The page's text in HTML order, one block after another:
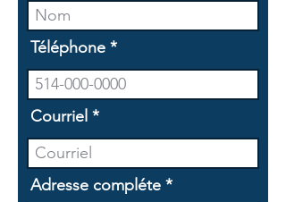
Téléphone
Courriel
Adresse compléte